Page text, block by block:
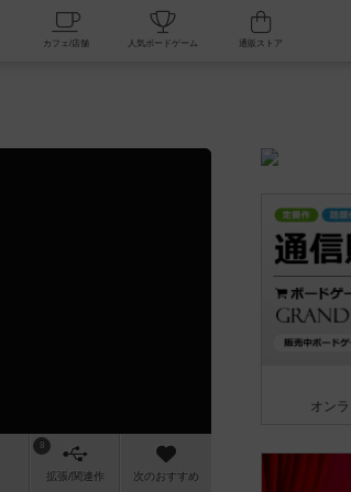
掲示板一覧 カフェ/店舗 人気ボードゲーム
8
拡張/関連作 次のおすすめ
オン